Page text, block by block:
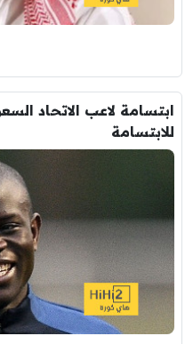
ابتسامة لاعب الاتحاد
للابتسامة